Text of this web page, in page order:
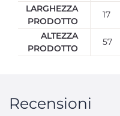
LARGHEZZA
PRODOTTO
17
ALTEZZA
PRODOTTO
57
Recensioni